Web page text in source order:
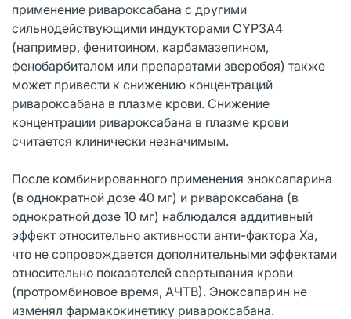
применение ривароксабана с другими
сильнодействующими индукторами CYP3A4
(например, фенитоином, карбамазепином,
фенобарбиталом или препаратами зверобоя) также
может привести к снижению концентраций
ривароксабана в плазме крови. Снижение
концентрации ривароксабана в плазме крови
считается клинически незначимым.
После комбинированного применения эноксапарина
(в однократной дозе 40 мг) и ривароксабана (в
однократной дозе 10 мг) наблюдался аддитивный
эффект относительно активности анти-фактора Ха,
что не сопровождается дополнительными эффектами
относительно показателей свертывания крови
(протромбиновое время, АЧТВ). Эноксапарин не
изменял фармакокинетику ривароксабана.